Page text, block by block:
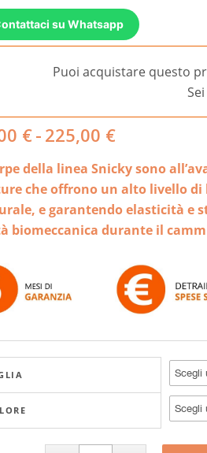
su Whatsapp
Puoi acquistare questo
€- 225,00 €Fascia
prezzo:
da
195,00 €
a
della linea Snicky sono
che offrono un alto livello
e garantendo elasticità e
biomeccanica durante il